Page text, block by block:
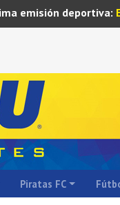
emisión deportiva:
Piratas FC